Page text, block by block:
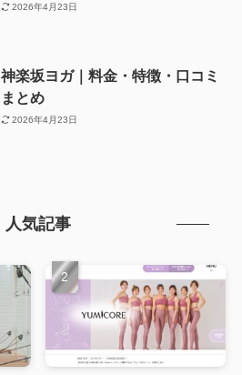
2026年4月23日
神楽坂ヨガ｜料金・特徴・口コミ
まとめ
2026年4月23日
人気記事